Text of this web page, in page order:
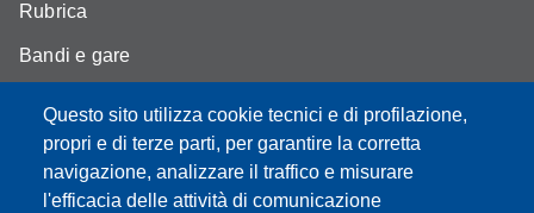
Questo sito utilizza cookie tecnici e di profilazione,
propri e di terze parti, per garantire la corretta
navigazione, analizzare il traffico e misurare
l'efficacia delle attività di comunicazione
Rubrica
Bandi e gare